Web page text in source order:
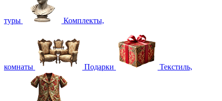
туры Комплекты,
комнаты Подарки Текстиль,